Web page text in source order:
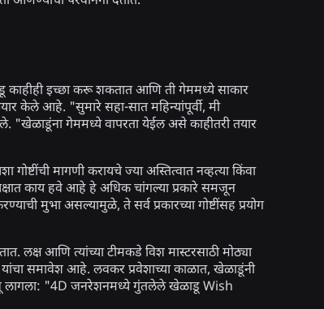
इच्छा करू शकतात आणि ती गेममध्ये साकार
केले आहे. "सुमारे सहा-सात महिन्यांपूर्वी, मी
"खेळाडूंना गेममध्ये वापरता येईल असे काहीतरी तयार
मागणी करायचे ज्या अस्तित्वात नव्हत्या किंवा
काय हवे आहे हे अधिक चांगल्या प्रकारे समजून
मुभा असल्यामुळे, ते सर्व प्रकारच्या गोष्टींसह प्रयोग
लक्ष आणि त्यांच्या टीमकडे विश मास्टरसाठी मोठ्या
समावेश आहे. लवकर प्रवेशाच्या काळात, खेळाडूंनी
लागला: "4D जनरेशनमध्ये गुंतलेले खेळाडू Wish